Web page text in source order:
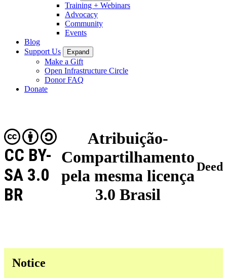
Training + Webinars
Advocacy
Community
Events
Blog
Support Us
Expand
Make a Gift
Open Infrastructure Circle
Donor FAQ
Donate
Atribuição-
Compartilhamento
pela mesma licença
3.0 Brasil
CC BY-
SA 3.0
BR
Deed
Notice